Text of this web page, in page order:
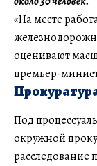
«На месте
оценивают
премьер-
Под
окружной
расследование